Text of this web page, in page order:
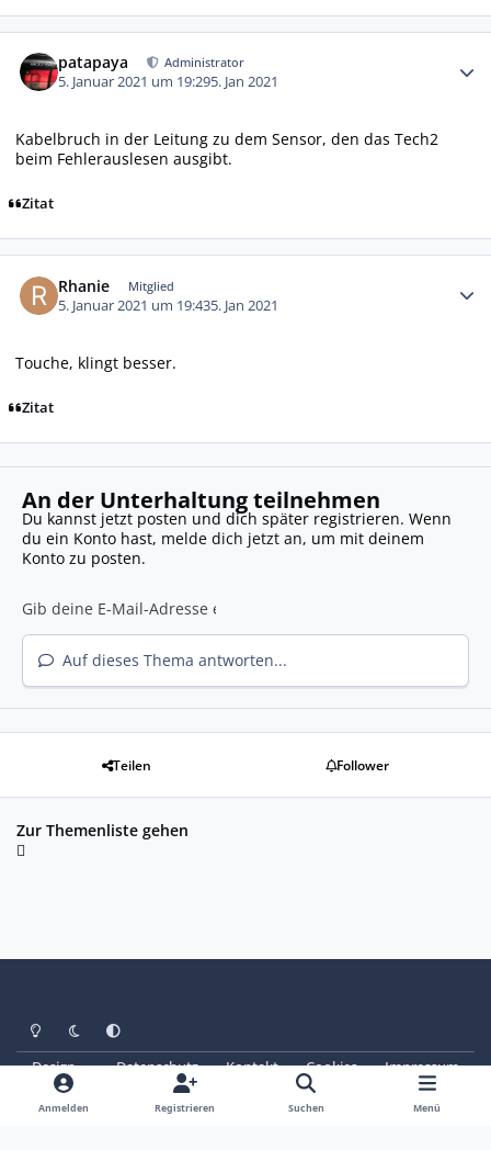
patapaya Administrator
5. Januar 2021 um 19:295. Jan 2021
Kabelbruch in der Leitung zu dem Sensor, den das Tech2
beim Fehlerauslesen ausgibt.
Zitat
Rhanie Mitglied
5. Januar 2021 um 19:435. Jan 2021
Touche, klingt besser.
Zitat
An der Unterhaltung teilnehmen
Du kannst jetzt posten und dich später registrieren. Wenn
du ein Konto hast, melde dich jetzt an, um mit deinem
Konto zu posten.
Auf dieses Thema antworten...
Teilen Follower
Zur Themenliste gehen
Heller ModusDunkler Modus
Systemeinstellung
Design Datenschutz Kontakt Cookies
Impressum
© Copyright 2025 - SAABoteure e. V.
Powered by Invision Community
Anmelden Registrieren Suchen Menü